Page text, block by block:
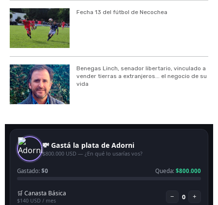
Fecha 13 del fútbol de Necochea
Benegas Linch, senador libertario, vinculado a
vender tierras a extranjeros... el negocio de su
vida